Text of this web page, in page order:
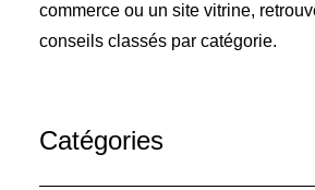
commerce ou un site vitrine,
conseils classés par catégorie.
Catégories